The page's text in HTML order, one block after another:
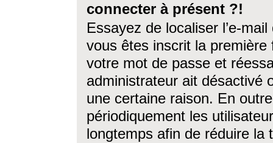
connecter à présent ?!
Essayez de localiser l’e-
vous êtes inscrit la première
votre mot de passe et
administrateur ait désactivé
une certaine raison. En
périodiquement les
longtemps afin de réduire la